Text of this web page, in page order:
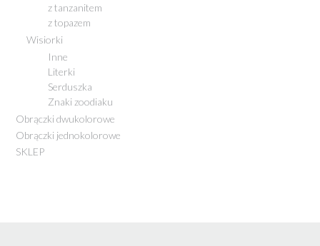
z tanzanitem
z topazem
Wisiorki
Inne
Literki
Serduszka
Znaki zoodiaku
Obrączki dwukolorowe
Obrączki jednokolorowe
SKLEP